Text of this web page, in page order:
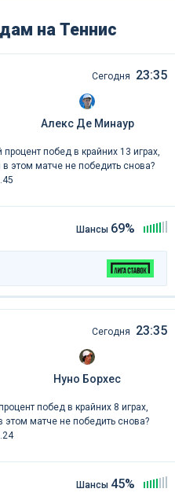
на Теннис
Сегодня 23:35
Алекс Де Минаур
побед в крайних 13 играх,
этом матче не победить снова?
Шансы 69%
Сегодня 23:35
Нуно Борхес
побед в крайних 8 играх,
матче не победить снова?
Шансы 45%